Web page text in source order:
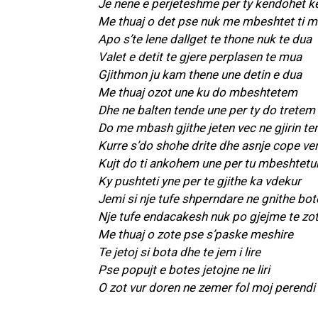
Je nene e perjeteshme per ty kendohet
Me thuaj o det pse nuk me mbeshtet ti
Apo s’te lene dallget te thone nuk te dua
Valet e detit te gjere perplasen te mua
Gjithmon ju kam thene une detin e dua
Me thuaj ozot une ku do mbeshtetem
Dhe ne balten tende une per ty do tretem
Do me mbash gjithe jeten vec ne gjirin
Kurre s’do shohe drite dhe asnje cope
Kujt do ti ankohem une per tu
Ky pushteti yne per te gjithe ka vdekur
Jemi si nje tufe shperndare ne gnithe
Nje tufe endacakesh nuk po gjejme te
Me thuaj o zote pse s’paske meshire
Te jetoj si bota dhe te jem i lire
Pse popujt e botes jetojne ne liri
O zot vur doren ne zemer fol moj perendi